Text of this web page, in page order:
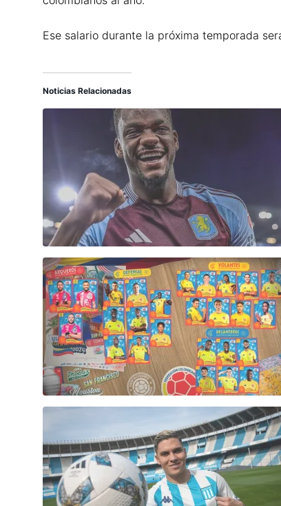
Ese salario durante la próxima temporada
Noticias Relacionadas